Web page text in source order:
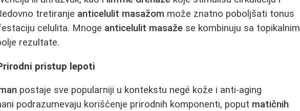
tretiranje anticelulit masažom može znatno poboljšati tonus
celulita. Mnoge anticelulit masaže se kombinuju sa topikalnim
rezultate.
pristup lepoti
postaje sve popularniji u kontekstu negé kože i anti-aging
podrazumevaju korišćenje prirodnih komponenti, poput matičnih